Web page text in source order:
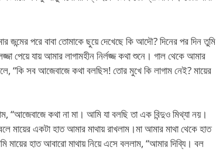
জন্মের পরে বাবা তোমাকে ছুয়ে দেখেছে কি আদৌ? দিনের পর দিন তুমি
পেয়ে যায় আমার লাগামহীন নির্লজ্জ কথা শুনে। গাল থেকে আমার
“কি সব আজেবাজে কথা বলছিস! তোর মুখে কি লাগাম নেই? মায়ের
“আজেবাজে কথা না মা। আমি যা বলছি তা এক বিন্দুও মিথ্যা নয়।
একটা হাত আমার মাথায় রাখলাম।মা আমার মাথা থেকে হাত
হাত আবারো মাথায় নিয়ে এসে বললাম, “আমার দিব্যি। বল